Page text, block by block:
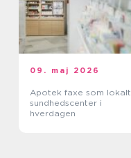
09. maj 2026
Apotek faxe som lokalt
sundhedscenter i
hverdagen